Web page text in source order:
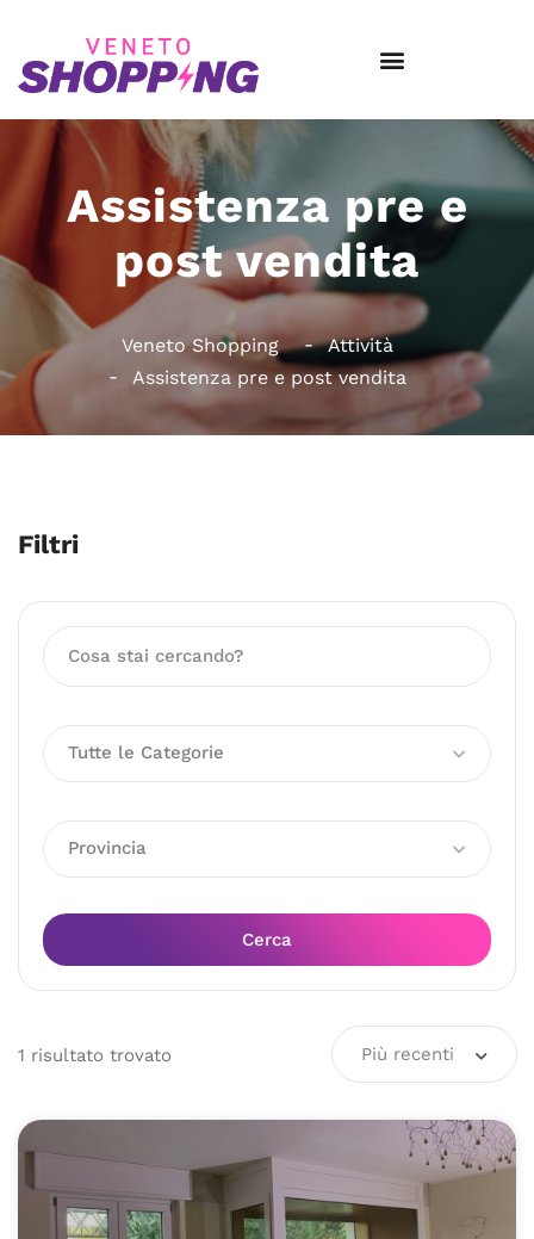
Assistenza pre e
post vendita
Veneto Shopping
Attività
Assistenza pre e post vendita
Filtri
Tutte le Categorie
Provincia
Cerca
1 risultato trovato Più recenti